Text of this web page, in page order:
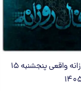
فال روزانه واقعی پنجشنبه ۱۵